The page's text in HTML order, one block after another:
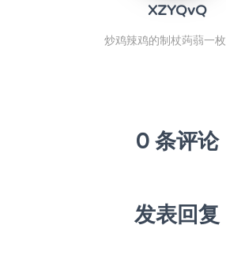
XZYQvQ
炒鸡辣鸡的制杖蒟蒻一
0 条评论
发表回复